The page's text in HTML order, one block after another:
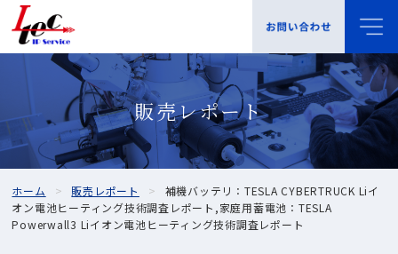
販売レポート
ホーム 販売レポート
補機バッテリ：TESLA CYBERTRUCK Liイ
オン電池ヒーティング技術調査レポート,家庭用蓄電池：TESLA
Powerwall3 Liイオン電池ヒーティング技術調査レポート